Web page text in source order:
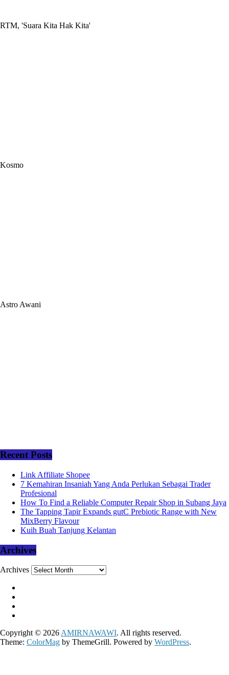
RTM, 'Suara Kita Hak Kita'
Kosmo
Astro Awani
Recent Posts
Link Affiliate Shopee
7 Kemahiran Insaniah Yang Anda Perlukan Sebagai Trader
Profesional
How To Find a Reliable Computer Repair Shop in Subang Jaya
The Tapping Tapir Expands gutC Prebiotic Range with New
MixBerry Flavour
Kuih Buah Tanjung Kelantan
Archives
Archives
Copyright © 2026 AMIRNAWAWI. All rights reserved.
Theme: ColorMag by ThemeGrill. Powered by WordPress.